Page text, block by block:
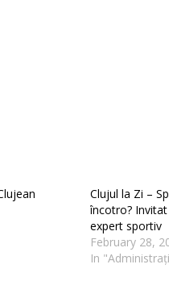
Clujul la Zi –
încotro?
expert sportiv
February 28,
In